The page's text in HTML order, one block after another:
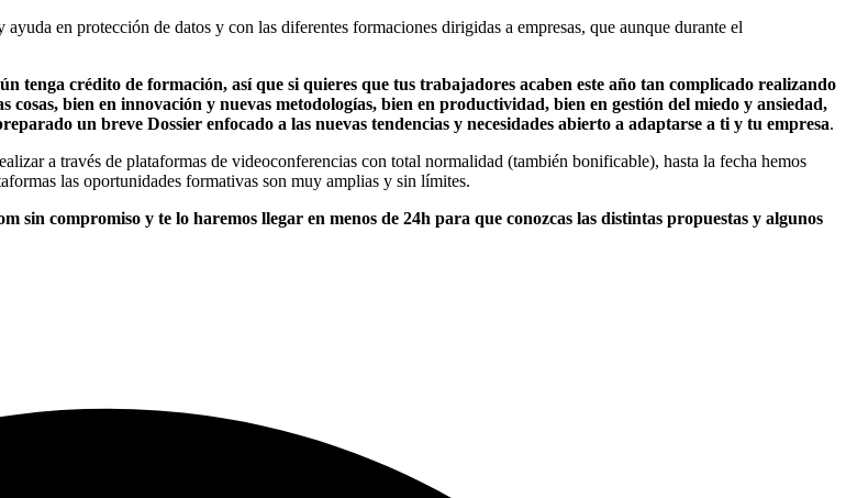
en protección de datos y con las diferentes formaciones dirigidas a empresas, que aunque durante el
tenga crédito de formación, así que si quieres que tus trabajadores acaben este año tan complicado realizando
bien en innovación y nuevas metodologías, bien en productividad, bien en gestión del miedo y ansiedad,
un breve Dossier enfocado a las nuevas tendencias y necesidades abierto a adaptarse a ti y tu empresa.
a través de plataformas de videoconferencias con total normalidad (también bonificable), hasta la fecha hemos
las oportunidades formativas son muy amplias y sin límites.
sin compromiso y te lo haremos llegar en menos de 24h para que conozcas las distintas propuestas y algunos